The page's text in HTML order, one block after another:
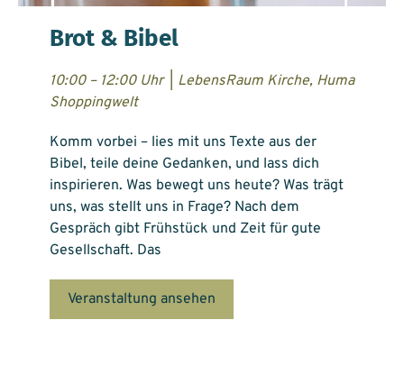
Brot & Bibel
10:00 – 12:00 Uhr
LebensRaum Kirche, Huma
Shoppingwelt
Komm vorbei – lies mit uns Texte aus der
Bibel, teile deine Gedanken, und lass dich
inspirieren. Was bewegt uns heute? Was trägt
uns, was stellt uns in Frage? Nach dem
Gespräch gibt Frühstück und Zeit für gute
Gesellschaft. Das
Veranstaltung ansehen